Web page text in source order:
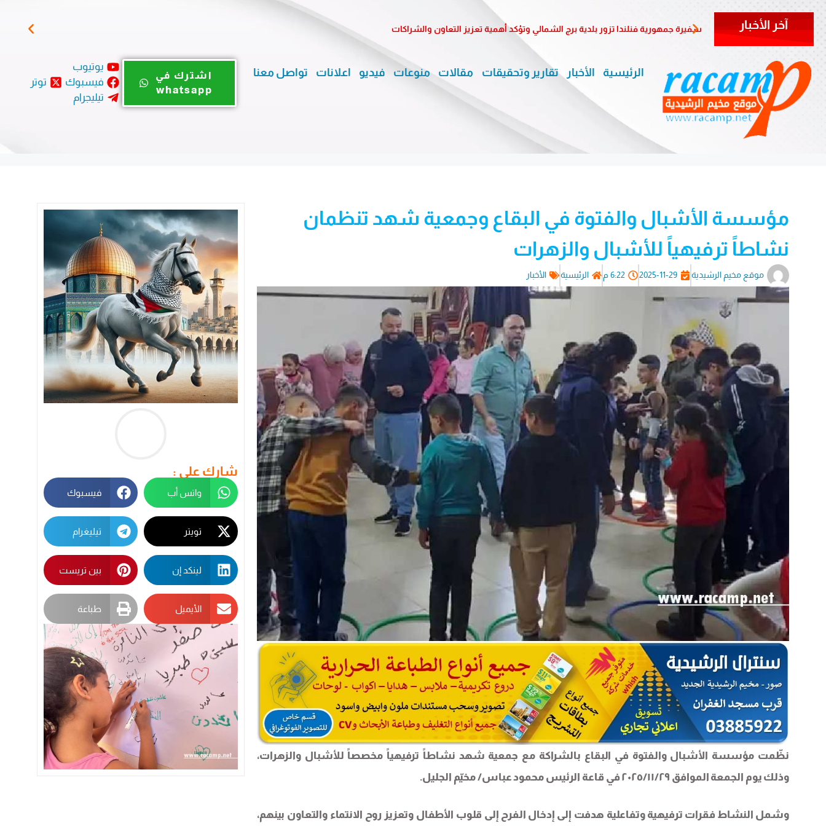
آخر الأخبار سفيرة جمهورية فنلندا تزور بلدية برج الشمالي وتؤكد أهمية تعزيز التعاون والشراكات
الرئيسية الأخبار تقارير وتحقيقات مقالات منوعات فيديو اعلانات تواصل معنا
يوتيوب
فيسبوك
توتر
تيليجرام
اشترك في
whatsapp
مؤسسة الأشبال والفتوة في البقاع وجمعية شهد تنظمان
نشاطاً ترفيهياً للأشبال والزهرات
موقع مخيم الرشيدية 2025-11-29 6:22 م الرئيسية الأخبار
نظّمت مؤسسة الأشبال والفتوة في البقاع بالشراكة مع جمعية شهد نشاطاً ترفيهياً مخصصاً للأشبال والزهرات،
وذلك يوم الجمعة الموافق ٢٠٢٥/١١/٢٩ في قاعة الرئيس محمود عباس/ مخيّم الجليل.
وشمل النشاط فقرات ترفيهية وتفاعلية هدفت إلى إدخال الفرح إلى قلوب الأطفال وتعزيز روح الانتماء والتعاون بينهم،
شارك على :
واتس أب فيسبوك
تويتر تيليغرام
لينكد إن بين تريست
الأيميل طباعة